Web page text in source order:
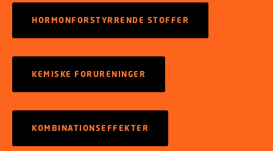
HORMONFORSTYRRENDE STOFFER
KEMISKE FORURENINGER
KOMBINATIONSEFFEKTER